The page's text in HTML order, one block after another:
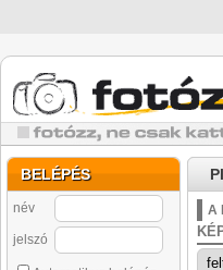
BELÉPÉS
név
jelszó
A